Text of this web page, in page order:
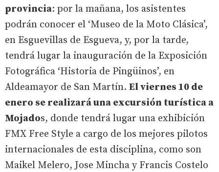
provincia: por la mañana, los asistentes
podrán conocer el ‘Museo de la Moto Clásica’,
en Esguevillas de Esgueva, y, por la tarde,
tendrá lugar la inauguración de la Exposición
Fotográfica ‘Historia de Pingüinos’, en
Aldeamayor de San Martín. El viernes 10 de
enero se realizará una excursión turística a
Mojados, donde tendrá lugar una exhibición
FMX Free Style a cargo de los mejores pilotos
internacionales de esta disciplina, como son
Maikel Melero, Jose Mincha y Francis Costelo